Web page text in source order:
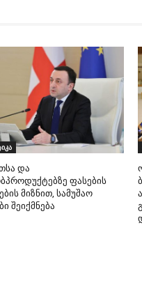
და
ფასების
მიზნით, სამუშაო
შეიქმნება